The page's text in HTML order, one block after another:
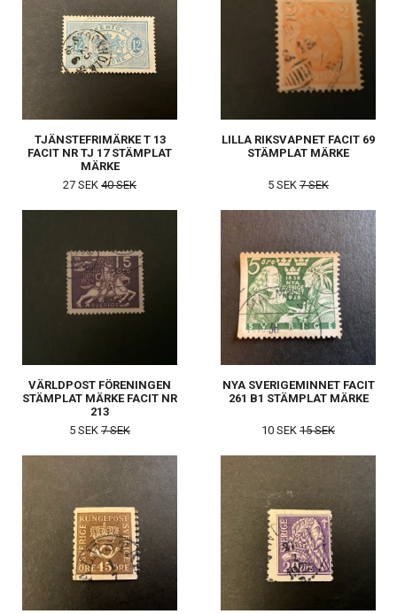
TJÄNSTEFRIMÄRKE T 13
FACIT NR TJ 17 STÄMPLAT
MÄRKE
27 SEK 40 SEK
LILLA RIKSVAPNET FACIT 69
STÄMPLAT MÄRKE
5 SEK 7 SEK
VÄRLDPOST FÖRENINGEN
STÄMPLAT MÄRKE FACIT NR
213
5 SEK 7 SEK
NYA SVERIGEMINNET FACIT
261 B1 STÄMPLAT MÄRKE
10 SEK 15 SEK